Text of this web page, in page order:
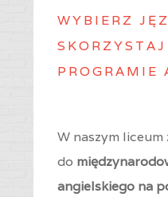
WYBIERZ J
PROGRAMIE
W naszym
do
angielskiego na